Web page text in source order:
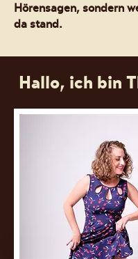
Hörensagen, sondern
da stand.
Hallo, ich bin